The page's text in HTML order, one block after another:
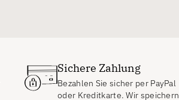
Sichere Zahlung
Bezahlen Sie sicher per PayPal
oder Kreditkarte. Wir speichern